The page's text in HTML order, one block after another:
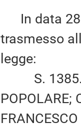
In data 28
trasmesso
legge:
S. 1385. –
POPOLARE;